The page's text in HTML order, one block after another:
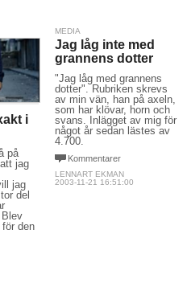
i
på
jag
jag
del
den
MEDIA
Jag låg inte med
grannens dotter
"Jag låg med grannens
dotter". Rubriken skrevs
av min vän, han på axeln,
som har klövar, horn och
svans. Inlägget av mig för
något år sedan lästes av
4.700.
Kommentarer
LENNART EKMAN
2003-11-21 16:51:00